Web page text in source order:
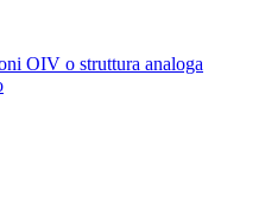
OIV o struttura analoga